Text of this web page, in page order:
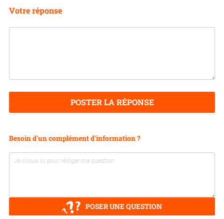
Votre réponse
POSTER LA RÉPONSE
Besoin d'un complément d'information ?
POSER UNE QUESTION